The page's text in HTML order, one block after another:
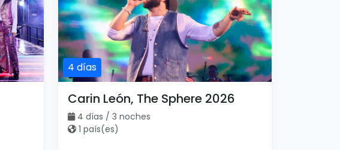
4 días
Carin León, The Sphere 2026
4 días / 3 noches
1 país(es)